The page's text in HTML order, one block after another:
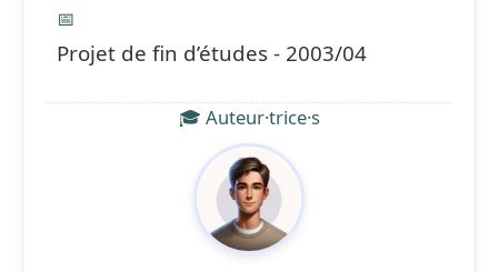
📅
Projet de fin d’études - 2003/04
🎓 Auteur·trice·s